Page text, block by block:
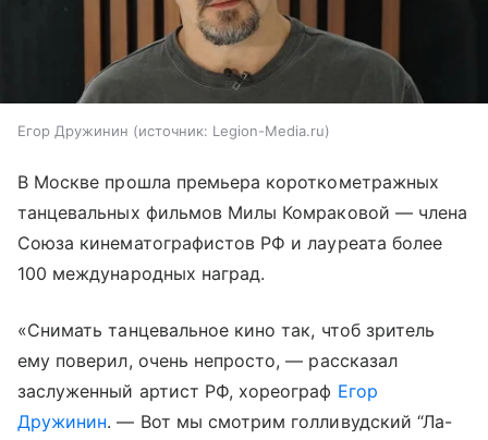
Егор Дружинин источник: Legion-Media.ru
В Москве прошла премьера короткометражных
танцевальных фильмов Милы Комраковой — члена
Союза кинематографистов РФ и лауреата более
100 международных наград.
«Снимать танцевальное кино так, чтоб зритель
ему поверил, очень непросто, — рассказал
заслуженный артист РФ, хореограф Егор
Дружинин. — Вот мы смотрим голливудский “Ла-